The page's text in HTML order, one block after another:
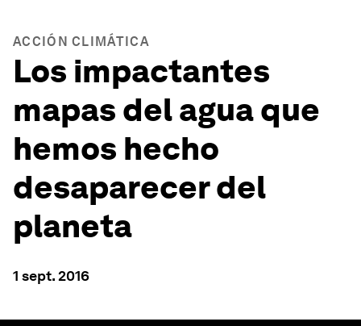
ACCIÓN CLIMÁTICA
Los impactantes
mapas del agua que
hemos hecho
desaparecer del
planeta
1 sept. 2016